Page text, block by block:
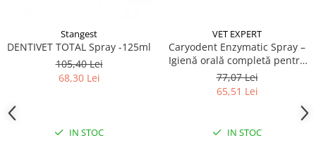
Stangest
DENTIVET TOTAL Spray -125ml
105,40 Lei
68,30 Lei
IN STOC
VET EXPERT
Caryodent Enzymatic Spray –
Igienă orală completă pentru
câini și pisici, 75g
77,07 Lei
65,51 Lei
IN STOC